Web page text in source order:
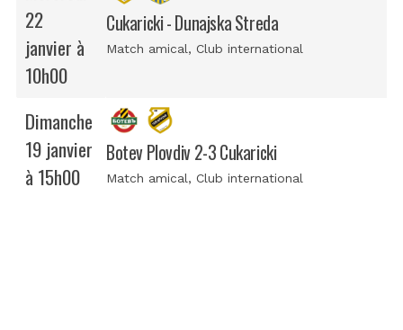
22
janvier à
10h00
Cukaricki - Dunajska Streda
Match amical, Club international
Dimanche
19 janvier
à 15h00
Botev Plovdiv 2-3 Cukaricki
Match amical, Club international